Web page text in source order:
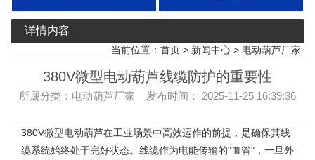
详情内容
当前位置： 首页 > 新闻中心 > 电动葫芦厂家
380V微型电动葫芦线缆防护的重要性
所属分类：电动葫芦厂家 发布时间： 2025-11-25 16:39:36
380V微型电动葫芦在工业场景中高效运作的前提，是确保其线
缆系统始终处于完好状态。线缆作为电能传输的"血管"，一旦外